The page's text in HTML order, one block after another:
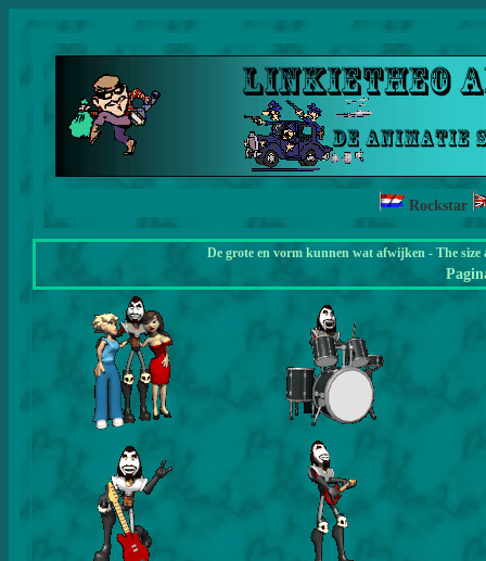
Rockstar
De grote en vorm kunnen wat afwijken - The